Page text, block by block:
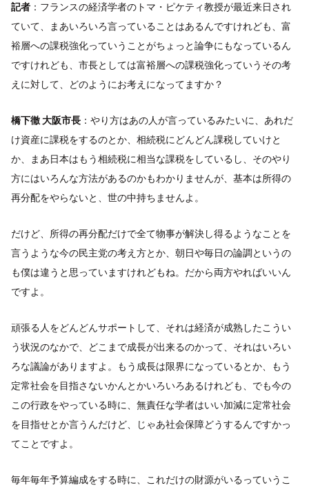
記者 ：フランスの経済学者のトマ・ピケティ教授が最近来日され
ていて、まあいろいろ言っていることはあるんですけれども、富
裕層への課税強化っていうことがちょっと論争にもなっているん
ですけれども、市長としては富裕層への課税強化っていうその考
えに対して、どのようにお考えになってますか？
橋下徹 大阪市長 ：やり方はあの人が言っているみたいに、あれだ
け資産に課税をするのとか、相続税にどんどん課税していけと
か、まあ日本はもう相続税に相当な課税をしているし、そのやり
方にはいろんな方法があるのかもわかりませんが、基本は所得の
再分配をやらないと、世の中持ちませんよ。
だけど、所得の再分配だけで全て物事が解決し得るようなことを
言うような今の民主党の考え方とか、朝日や毎日の論調というの
も僕は違うと思っていますけれどもね。だから両方やればいいん
ですよ。
頑張る人をどんどんサポートして、それは経済が成熟したこうい
う状況のなかで、どこまで成長が出来るのかって、それはいろい
ろな議論がありますよ。もう成長は限界になっているとか、もう
定常社会を目指さないかんとかいろいろあるけれども、でも今の
この行政をやっている時に、無責任な学者はいい加減に定常社会
を目指せとか言うんだけど、じゃあ社会保障どうするんですかっ
てことですよ。
毎年毎年予算編成をする時に、これだけの財源がいるっていうこ